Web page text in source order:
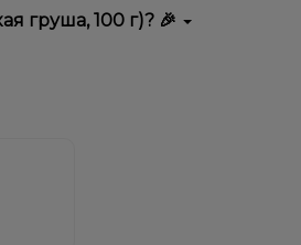
г) в корзину.
учитывайте размер, материал и
вариант.
груша, 100 г)? 🎉